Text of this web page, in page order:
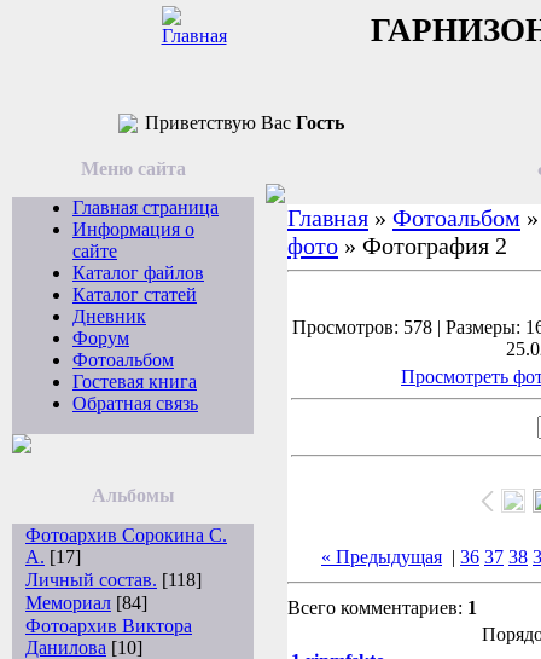
Приветствую Вас Гость
Меню сайта
Главная страница
Информация о
сайте
Каталог файлов
Каталог статей
Дневник
Форум
Фотоальбом
Гостевая книга
Обратная связь
Альбомы
Фотоархив Сорокина С.
А. [17]
Личный состав. [118]
Мемориал [84]
Фотоархив Виктора
Данилова [10]
Главная » Фотоальбом
фото » Фотография 2
Просмотров: 578 | Размеры:
Просмотреть
« Предыдущая | 36 37 38
Всего комментариев: 1